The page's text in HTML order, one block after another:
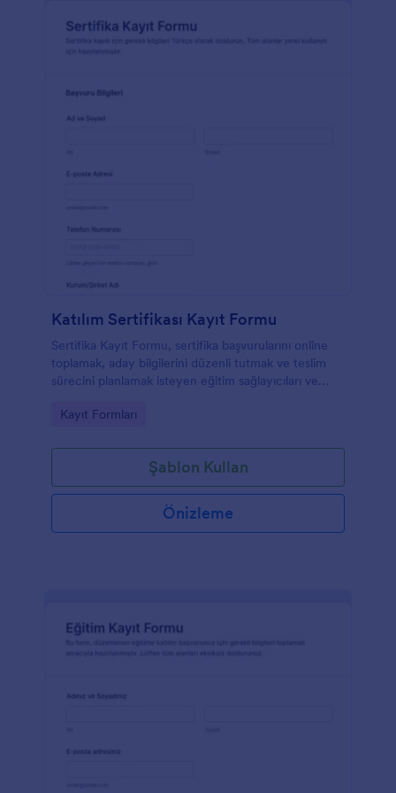
kullanmaktadır. Form Oluşturucu'yu kullanarak bu
form şablonunu daha da özelleştirebilirsiniz.
Katılım Sertifikası Kayıt Formu
Sertifika Kayıt Formu, sertifika başvurularını online
toplamak, aday bilgilerini düzenli tutmak ve teslim
sürecini planlamak isteyen eğitim sağlayıcıları ve
Go to Category:
Kayıt Formları
Şablon Kullan
Önizleme